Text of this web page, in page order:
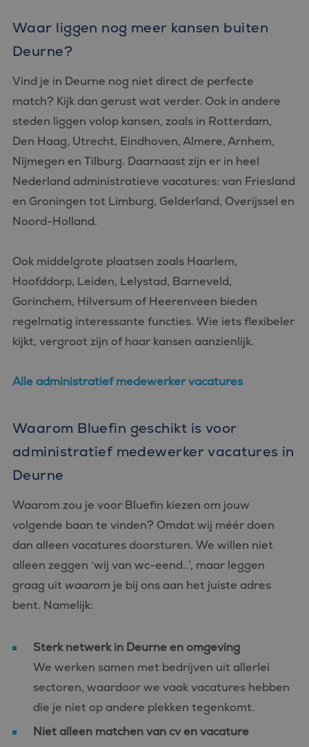
Waar liggen nog meer kansen buiten
Deurne?
Vind je in Deurne nog niet direct de perfecte
match? Kijk dan gerust wat verder. Ook in andere
steden liggen volop kansen, zoals in Rotterdam,
Den Haag, Utrecht, Eindhoven, Almere, Arnhem,
Nijmegen en Tilburg. Daarnaast zijn er in heel
Nederland administratieve vacatures: van Friesland
en Groningen tot Limburg, Gelderland, Overijssel en
Noord-Holland.
Ook middelgrote plaatsen zoals Haarlem,
Hoofddorp, Leiden, Lelystad, Barneveld,
Gorinchem, Hilversum of Heerenveen bieden
regelmatig interessante functies. Wie iets flexibeler
kijkt, vergroot zijn of haar kansen aanzienlijk.
Alle administratief medewerker vacatures
Waarom Bluefin geschikt is voor
administratief medewerker vacatures in
Deurne
Waarom zou je voor Bluefin kiezen om jouw
volgende baan te vinden? Omdat wij méér doen
dan alleen vacatures doorsturen. We willen niet
alleen zeggen ‘wij van wc-eend..’, maar leggen
graag uit waarom je bij ons aan het juiste adres
bent. Namelijk:
Sterk netwerk in Deurne en omgeving
We werken samen met bedrijven uit allerlei
sectoren, waardoor we vaak vacatures hebben
die je niet op andere plekken tegenkomt.
Niet alleen matchen van cv en vacature